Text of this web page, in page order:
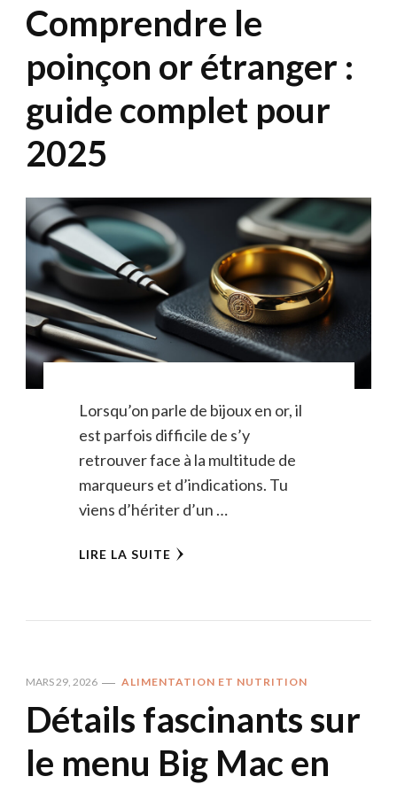
Comprendre le
poinçon or étranger :
guide complet pour
2025
Lorsqu’on parle de bijoux en or, il
est parfois difficile de s’y
retrouver face à la multitude de
marqueurs et d’indications. Tu
viens d’hériter d’un …
LIRE LA SUITE
MARS 29, 2026 ALIMENTATION ET NUTRITION
Détails fascinants sur
le menu Big Mac en